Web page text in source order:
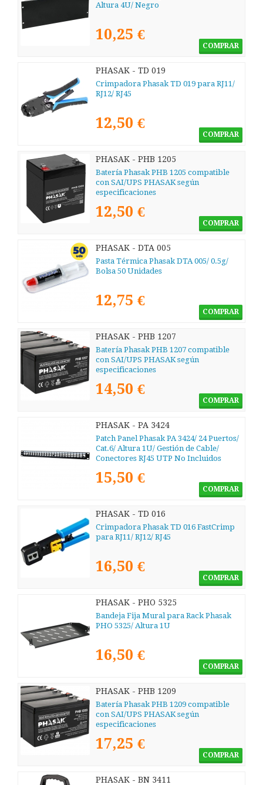
Altura 4U/ Negro
10,25 €
COMPRAR
PHASAK - TD 019
Crimpadora Phasak TD 019 para RJ11/
RJ12/ RJ45
12,50 €
COMPRAR
PHASAK - PHB 1205
Batería Phasak PHB 1205 compatible
con SAI/UPS PHASAK según
especificaciones
12,50 €
COMPRAR
PHASAK - DTA 005
Pasta Térmica Phasak DTA 005/ 0.5g/
Bolsa 50 Unidades
12,75 €
COMPRAR
PHASAK - PHB 1207
Batería Phasak PHB 1207 compatible
con SAI/UPS PHASAK según
especificaciones
14,50 €
COMPRAR
PHASAK - PA 3424
Patch Panel Phasak PA 3424/ 24 Puertos/
Cat.6/ Altura 1U/ Gestión de Cable/
Conectores RJ45 UTP No Incluidos
15,50 €
COMPRAR
PHASAK - TD 016
Crimpadora Phasak TD 016 FastCrimp
para RJ11/ RJ12/ RJ45
16,50 €
COMPRAR
PHASAK - PHO 5325
Bandeja Fija Mural para Rack Phasak
PHO 5325/ Altura 1U
16,50 €
COMPRAR
PHASAK - PHB 1209
Batería Phasak PHB 1209 compatible
con SAI/UPS PHASAK según
especificaciones
17,25 €
COMPRAR
PHASAK - BN 3411